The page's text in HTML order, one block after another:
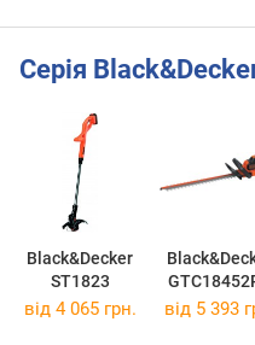
Серія
Black&Decker
ST1823
від 4 065 грн. від 5 393